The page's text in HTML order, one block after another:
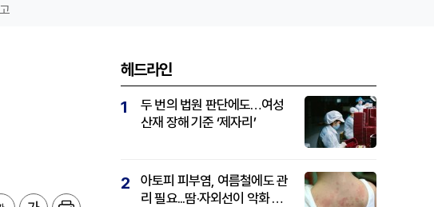
헤드라인
1
두 번의 법원 판단에도…여성
산재 장해 기준 ‘제자리’
2
아토피 피부염, 여름철에도 관
리 필요...땀·자외선이 악화 요